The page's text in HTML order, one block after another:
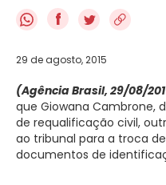
f
29 de agosto, 2015
(Agência Brasil, 29/08/
que Giowana Cambrone,
de requalificação civil,
ao tribunal para a troca
documentos de